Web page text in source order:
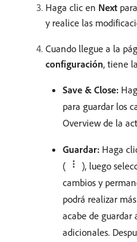
Haga clic en Next
y realice las
Cuando llegue a la
configuración, tiene
Save & Close:
para guardar los
Overview de la
Guardar: Haga
(
), luego
cambios y
podrá realizar
acabe de guardar
adicionales.